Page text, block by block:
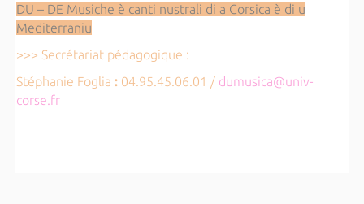
DU – DE Musiche è canti nustrali di a Corsica è di u
Mediterraniu
>>> Secrétariat pédagogique :
Stéphanie Foglia : 04.95.45.06.01 / dumusica@univ-
corse.fr